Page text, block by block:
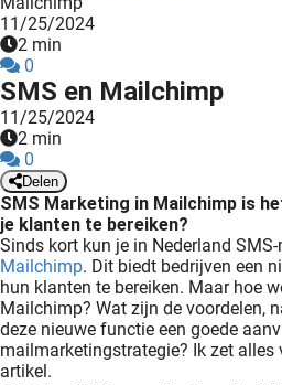
11/25/2024
2 min
0
SMS en Mailchimp
11/25/2024
2 min
0
Delen
SMS Marketing in Mailchimp is
je klanten te bereiken?
Sinds kort kun je in Nederland
Mailchimp. Dit biedt bedrijven een
hun klanten te bereiken. Maar hoe
Mailchimp? Wat zijn de voordelen,
deze nieuwe functie een goede
mailmarketingstrategie? Ik zet alles
artikel.
te
de
Hierdoor
website-